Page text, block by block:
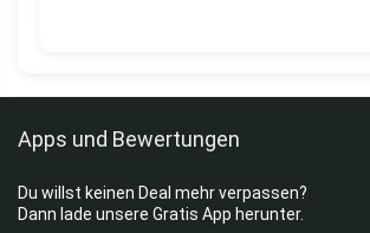
Apps und Bewertungen
Du willst keinen Deal mehr verpassen?
Dann lade unsere Gratis App herunter.